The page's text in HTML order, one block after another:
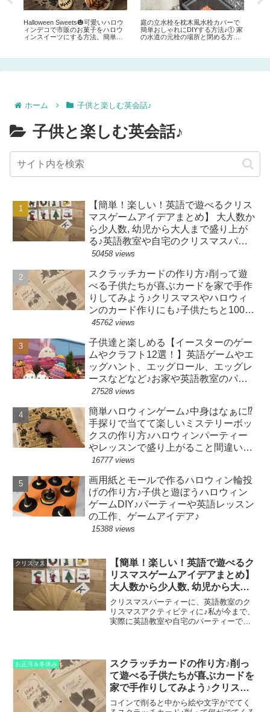
Halloween Sweets🎃可愛いハロウ
ィンデコで市販のお菓子をハロウ
ィンスイーツにする方法。簡単な
庭の立水栓を枕木風水栓カバーで
簡単おしゃれにDIYする方法♪① 家
の水道の元栓の場所と閉める方
ホーム 子供と楽しむ英会話♪
子供と楽しむ英会話♪
【簡単！楽しい！英語で遊べるクリス
マスゲームアイデアまとめ】 大人数か
ら少人数, 幼児から大人まで盛り上が
る♪英語教室や自宅のクリスマスパー
ティーでのクリスマスアクティビティ
50458 views
スクラッチカードの作り方♪削って遊
べる子供たちが喜ぶカードを家で手作
りしてみよう♪クリスマスやハロウィ
ンのカード作りにも♪子供たちと100均
工作♪
45762 views
子供達と楽しめる【イースターのゲー
ムやクラフト12選！】英語ゲームやエ
ッグハント、エッグロール、エッグレ
ースなどなど♪お家や英語教室のパー
ティーに♪
27528 views
簡単ハロウィンゲーム♪中身はなぁに⁉
手探りで当てて楽しいミステリーボッ
クスの作り方♪ハロウィンパーティー
やレッスンで盛り上がること間違いな
し！
16777 views
画用紙とモールで作るハロウィン輪投
げの作り方♪子供と遊ぼうハロウィン
ゲームDIY♪パーティーや英語レッスン
の工作、ゲームアイデア♪
15388 views
クリスマス
【簡単！楽しい！英語で遊べるク
リスマスゲームアイデアまとめ】
大人数から少人数, 幼児から大人
まで盛り上がる♪英語教室や自宅
のクリスマスパーティーでのクリ
スマスアクティビティーにおすす
クリスマスパーティーに、英語教室のク
リスマスアクティビティに♪私が今まで、
実際に英語教室や自宅のパーティーで行
も。大人から子供まで。...
お正月＆冬休み
スクラッチカードの作り方♪削っ
て遊べる子供たちが喜ぶカードを
家で手作りしてみよう♪クリスマ
スやハロウィンのカード作りにも
コインで削ると中から絵や文字がでてく